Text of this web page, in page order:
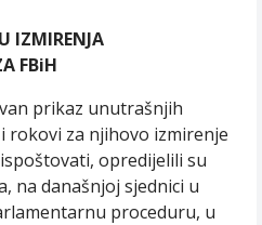
IZMIRENJA
FBiH
prikaz unutrašnjih
rokovi za njihovo izmirenje
opredijelili su
na današnjoj sjednici u
proceduru, u